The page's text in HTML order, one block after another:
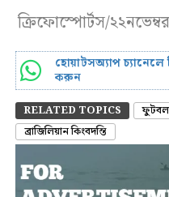
ক্রিফোস্পোর্টস/
হোয়াটসঅ্যাপ
করুন
RELATED TOPICS ফুটবল
ব্রাজিলিয়ান কিংবদন্তি